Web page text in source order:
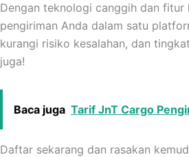
Dengan teknologi canggih dan
pengiriman Anda dalam satu
kurangi risiko kesalahan, dan
juga!
Baca juga Tarif JnT Cargo
Daftar sekarang dan rasakan